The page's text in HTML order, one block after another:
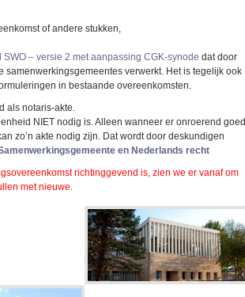
of andere stukken,
SWO – versie 2 met aanpassing CGK-synode dat door
samenwerkingsgemeentes verwerkt. Het is tegelijk ook
in bestaande overeenkomsten.
als notaris-akte.
NIET nodig is. Alleen wanneer er onroerend goed
zo’n akte nodig zijn. Dat wordt door deskundigen
en Nederlands recht
richtinggevend is, zien we er vanaf om
met nieuwe.